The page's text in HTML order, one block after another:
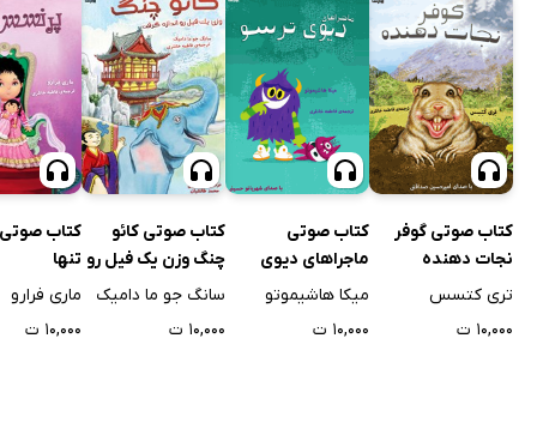
کتاب صوتی گوفر
نجات دهنده
تری کتسس
۱۰,۰۰۰ ت
کتاب صوتی
ماجراهای دیوی
ترسو
میکا هاشیموتو
۱۰,۰۰۰ ت
کتاب صوتی کائو
چنگ وزن یک فیل رو
اندازه گرفت
سانگ جو ما دامیک
۱۰,۰۰۰ ت
کتاب
تنها
ماری فرارو
۱۰,۰۰۰ ت